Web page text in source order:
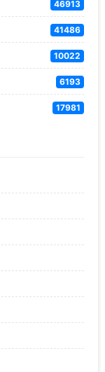
46913
41486
10022
6193
17981